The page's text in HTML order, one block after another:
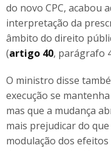
do novo CPC, acabou
interpretação da
âmbito do direito
(artigo 40, parágrafo
O ministro disse
execução se
mas que a mudança
mais prejudicar do
modulação dos